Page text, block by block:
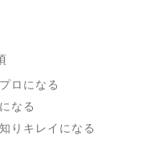
ロになる
なる
りキレイになる